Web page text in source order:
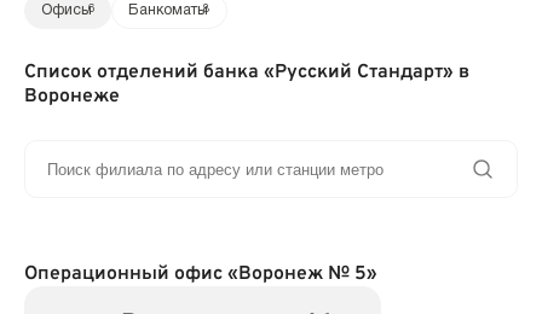
Офисы6 Банкоматы8
Список отделений банка «Русский Стандарт» в
Воронеже
Операционный офис «Воронеж № 5»